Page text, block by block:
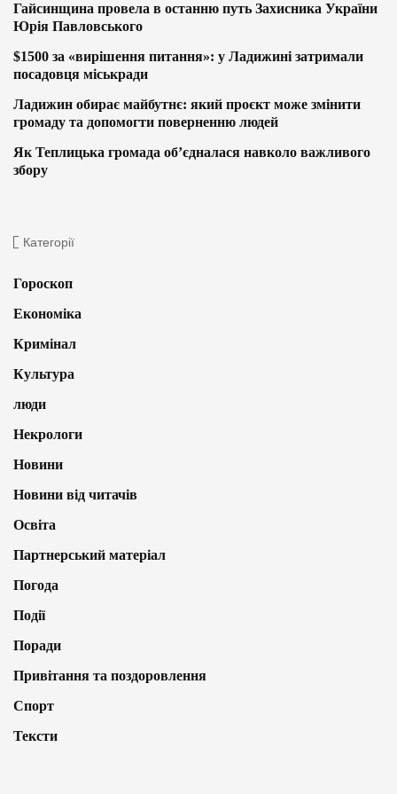
Гайсинщина провела в останню путь Захисника України
Юрія Павловського
$1500 за «вирішення питання»: у Ладижині затримали
посадовця міськради
Ладижин обирає майбутнє: який проєкт може змінити
громаду та допомогти поверненню людей
Як Теплицька громада об’єдналася навколо важливого
збору
Категорії
Гороскоп
Економіка
Кримінал
Культура
люди
Некрологи
Новини
Новини від читачів
Освіта
Партнерський матеріал
Погода
Події
Поради
Привітання та поздоровлення
Спорт
Тексти